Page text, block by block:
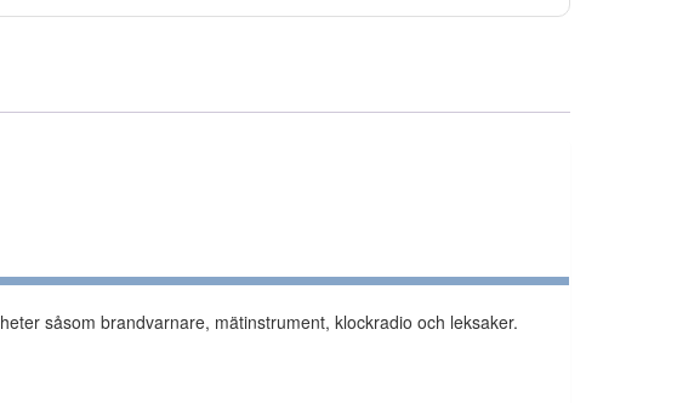
såsom brandvarnare, mätinstrument, klockradio och leksaker.